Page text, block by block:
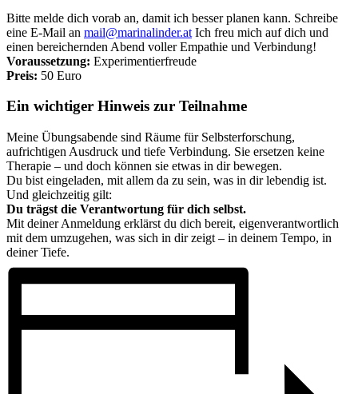
Bitte melde dich vorab an, damit ich besser planen kann. Schreibe
eine E-Mail an mail@marinalinder.at Ich freu mich auf dich und
einen bereichernden Abend voller Empathie und Verbindung!​
Voraussetzung: Experimentierfreude
Preis: 50 Euro
Ein wichtiger Hinweis zur Teilnahme
Meine Übungsabende sind Räume für Selbsterforschung,
aufrichtigen Ausdruck und tiefe Verbindung. Sie ersetzen keine
Therapie – und doch können sie etwas in dir bewegen.
Du bist eingeladen, mit allem da zu sein, was in dir lebendig ist.
Und gleichzeitig gilt:
Du trägst die Verantwortung für dich selbst.
Mit deiner Anmeldung erklärst du dich bereit, eigenverantwortlich
mit dem umzugehen, was sich in dir zeigt – in deinem Tempo, in
deiner Tiefe.